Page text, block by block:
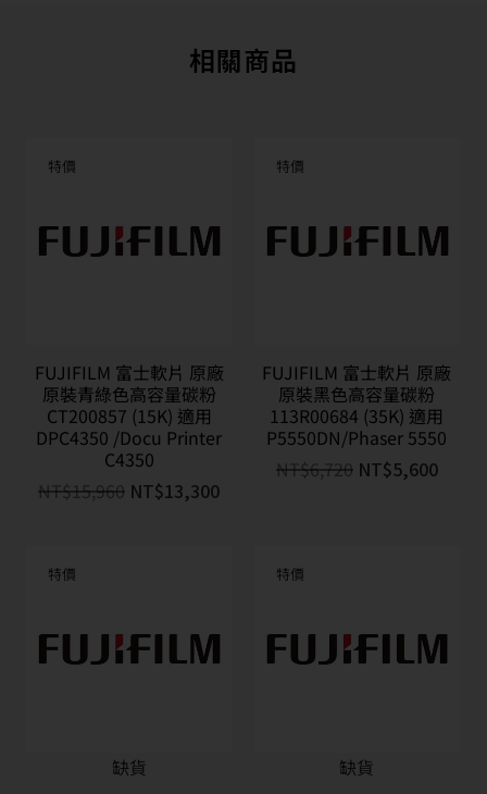
相關商品
特價
FUJIFILM 富士軟片 原廠
原裝青綠色高容量碳粉
CT200857 (15K) 適用
DPC4350 /Docu Printer
C4350
NT$15,960 NT$13,300
特價
FUJIFILM 富士軟片 原廠
原裝黑色高容量碳粉
113R00684 (35K) 適用
P5550DN/Phaser 5550
NT$6,720 NT$5,600
特價
缺貨
特價
缺貨